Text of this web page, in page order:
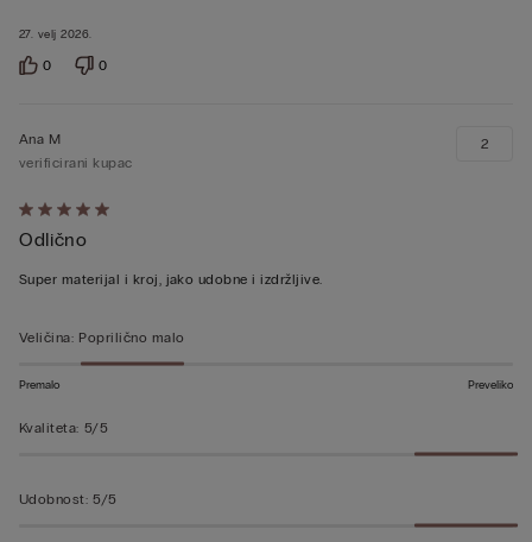
27. velj 2026.
0 0
Dali
ste
ocjenu
od
Ana M
verificirani kupac
Odlično
Super materijal i kroj, jako udobne i izdržljive.
2
Veličina: Poprilično malo
Premalo Preveliko
Kvaliteta: 5/5
Udobnost: 5/5